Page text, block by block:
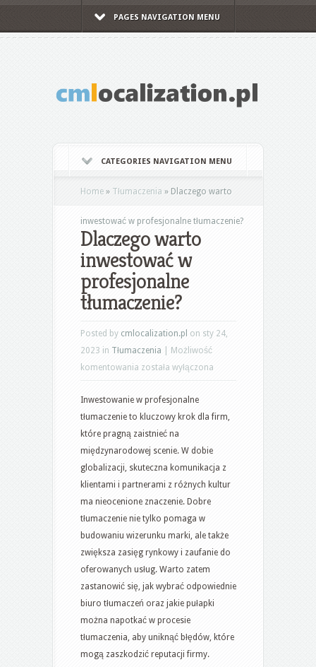
PAGES NAVIGATION MENU
CATEGORIES NAVIGATION MENU
Home » Tłumaczenia » Dlaczego warto
inwestować w profesjonalne tłumaczenie?
Dlaczego warto
inwestować w
profesjonalne
tłumaczenie?
Posted by cmlocalization.pl on sty 24,
2023 in Tłumaczenia
Możliwość
komentowania Dlaczego
inwestować
w
profesjonalne
tłumaczenie?
została wyłączona
Inwestowanie w profesjonalne
tłumaczenie to kluczowy krok dla firm,
które pragną zaistnieć na
międzynarodowej scenie. W dobie
globalizacji, skuteczna komunikacja z
klientami i partnerami z różnych kultur
ma nieocenione znaczenie. Dobre
tłumaczenie nie tylko pomaga w
budowaniu wizerunku marki, ale także
zwiększa zasięg rynkowy i zaufanie do
oferowanych usług. Warto zatem
zastanowić się, jak wybrać odpowiednie
biuro tłumaczeń oraz jakie pułapki
można napotkać w procesie
tłumaczenia, aby uniknąć błędów, które
mogą zaszkodzić reputacji firmy.